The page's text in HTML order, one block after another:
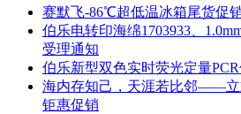
赛默飞-86℃超低温冰箱尾货促
伯乐电转印海绵1703933、
受理通知
伯乐新型双色实时荧光定量
海内存知己，天涯若比邻——立
钜惠促销